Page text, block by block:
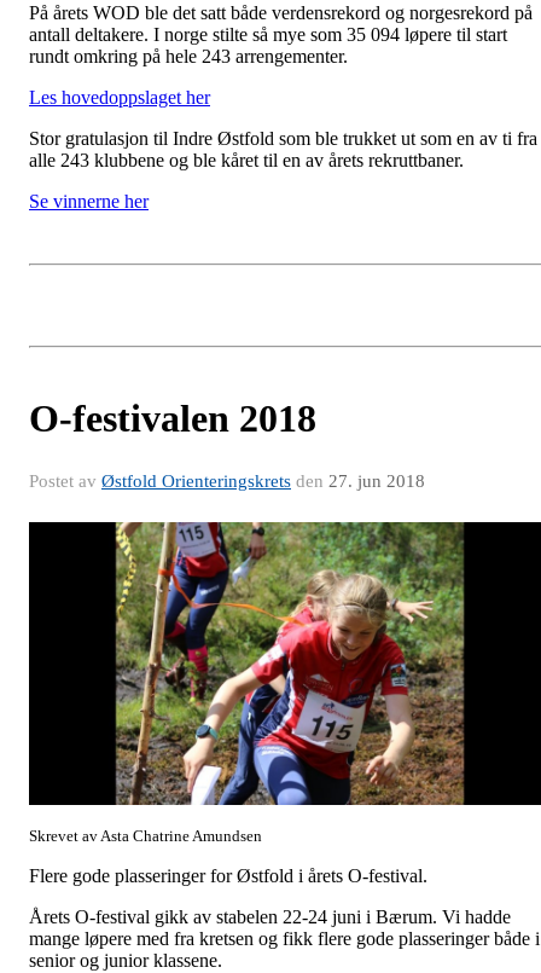
På årets WOD ble det satt både verdensrekord og norgesrekord på
antall deltakere. I norge stilte så mye som 35 094 løpere til start
rundt omkring på hele 243 arrengementer.
Les hovedoppslaget her
Stor gratulasjon til Indre Østfold som ble trukket ut som en av ti fra
alle 243 klubbene og ble kåret til en av årets rekruttbaner.
Se vinnerne her
O-festivalen 2018
Postet av Østfold Orienteringskrets den 27. jun 2018
Skrevet av Asta Chatrine Amundsen
Flere gode plasseringer for Østfold i årets O-festival.
Årets O-festival gikk av stabelen 22-24 juni i Bærum. Vi hadde
mange løpere med fra kretsen og fikk flere gode plasseringer både i
senior og junior klassene.